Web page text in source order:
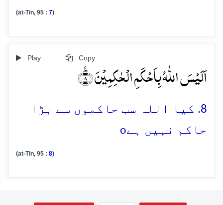
(at-Tin, 95 : 7)
Play Copy
اَلَیۡسَ اللّٰہُ بِاَحۡکَمِ الۡحٰکِمِیۡنَ ٪﴿۸﴾
8. کیا اللہ سب حاکموں سے بڑا
حاکم نہیں ہےo
(at-Tin, 95 : 8)